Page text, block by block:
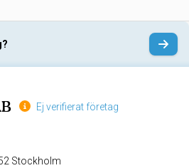
Ej verifierat företag
Herkulesgatan 17, 111 52 Stockholm